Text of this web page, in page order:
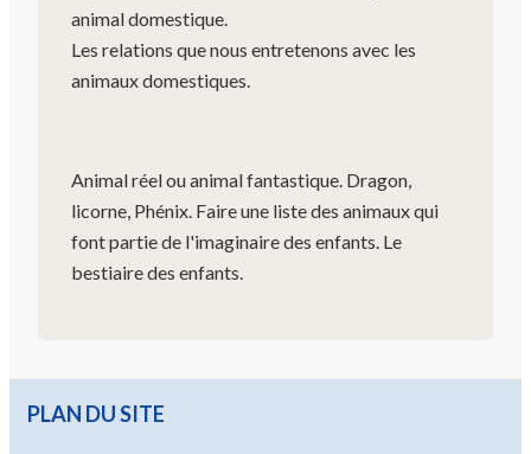
animal domestique.
Les relations que nous entretenons avec les
animaux domestiques.
Animal réel ou animal fantastique. Dragon,
licorne, Phénix. Faire une liste des animaux qui
font partie de l'imaginaire des enfants. Le
bestiaire des enfants.
PLAN DU SITE